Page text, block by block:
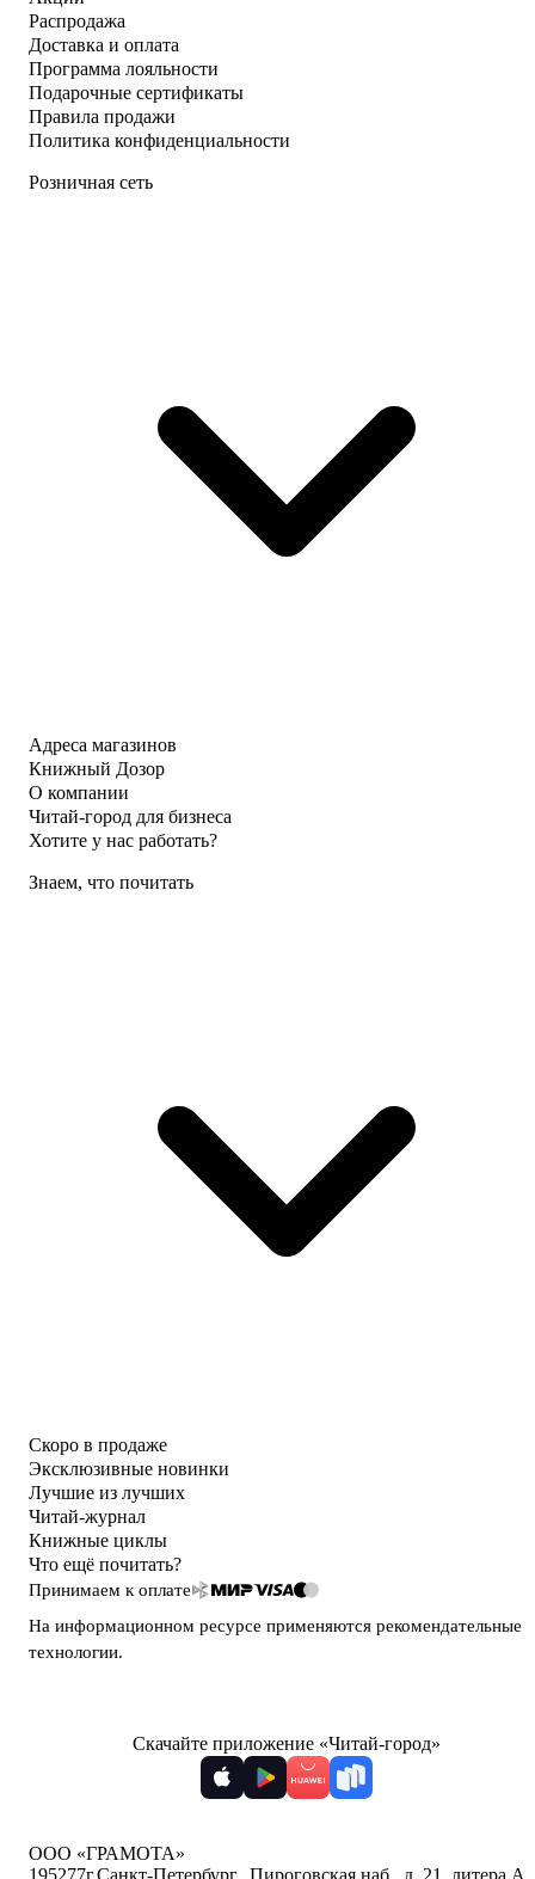
Распродажа
Доставка и оплата
Программа лояльности
Подарочные сертификаты
Правила продажи
Политика конфиденциальности
Розничная сеть
Адреса магазинов
Книжный Дозор
О компании
Читай-город для бизнеса
Хотите у нас работать?
Знаем, что почитать
Скоро в продаже
Эксклюзивные новинки
Лучшие из лучших
Читай-журнал
Книжные циклы
Что ещё почитать?
Принимаем к оплате
На информационном ресурсе применяются рекомендательные
технологии.
Скачайте приложение «Читай-город»
ООО «ГРАМОТА»